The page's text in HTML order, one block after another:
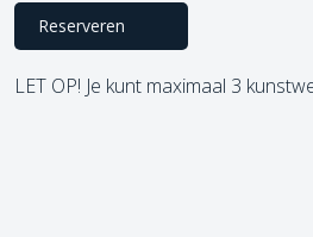
Reserveren
LET OP! Je kunt maximaal 3